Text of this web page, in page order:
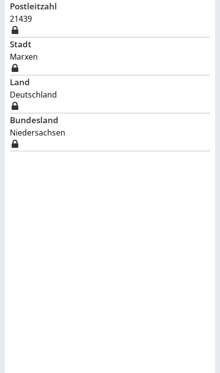
Postleitzahl
21439
Stadt
Marxen
Land
Deutschland
Bundesland
Niedersachsen